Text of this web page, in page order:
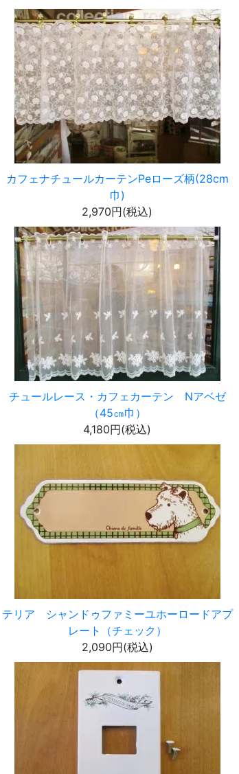
カフェナチュールカーテンPeローズ柄(28cm
巾)
2,970円(税込)
チュールレース・カフェカーテン Nアベゼ
（45㎝巾）
4,180円(税込)
テリア シャンドゥファミーユホーロードアプ
レート（チェック）
2,090円(税込)